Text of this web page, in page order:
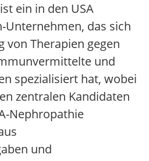
ein in den USA
Unternehmen, das sich
von Therapien gegen
und
spezialisiert hat, wobei
zentralen Kandidaten
Nephropathie
und